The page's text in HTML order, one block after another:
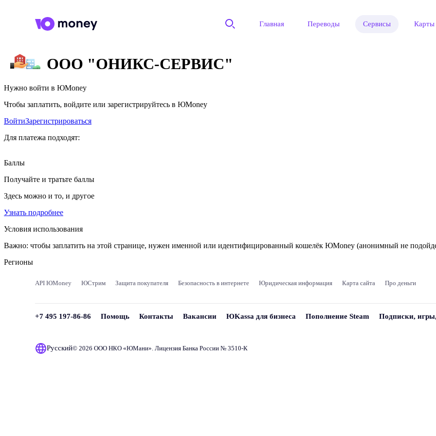
Главная Переводы Сервисы Карты
ООО "ОНИКС-СЕРВИС"
Нужно войти в ЮMoney
Чтобы заплатить, войдите или зарегистрируйтесь в ЮMoney
ВойтиЗарегистрироваться
Для платежа подходят:
Баллы
Получайте и тратьте баллы
Здесь можно и то, и другое
Узнать подробнее
Условия использования
Важно: чтобы заплатить на этой странице, нужен именной или идентифицированный кошелёк ЮMoney (анонимный не
Регионы
API ЮMoney ЮСтрим Защита покупателя Безопасность в интернете Юридическая информация Карта сайта Про деньги
+7 495 197-86-86 Помощь Контакты Вакансии ЮKassa для бизнеса Пополнение Steam Подписки,
Русский© 2026 ООО НКО «ЮМани». Лицензия Банка России № 3510‑К